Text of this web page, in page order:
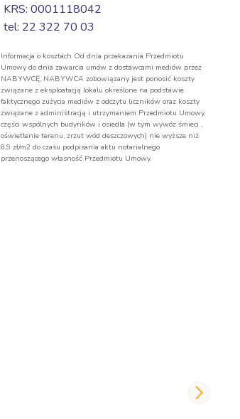
KRS: 0001118042
tel: 22 322 70 03
Informacja o kosztach Od dnia przekazania Przedmiotu
Umowy do dnia zawarcia umów z dostawcami mediów przez
NABYWCĘ, NABYWCA zobowiązany jest ponosić koszty
związane z eksploatacją lokalu określone na podstawie
faktycznego zużycia mediów z odczytu liczników oraz koszty
związane z administracją i utrzymaniem Przedmiotu Umowy,
części wspólnych budynków i osiedla (w tym wywóz śmieci ,
oświetlenie terenu, zrzut wód deszczowych) nie wyższe niż
8,9 zł/m2 do czasu podpisania aktu notarialnego
przenoszącego własność Przedmiotu Umowy.